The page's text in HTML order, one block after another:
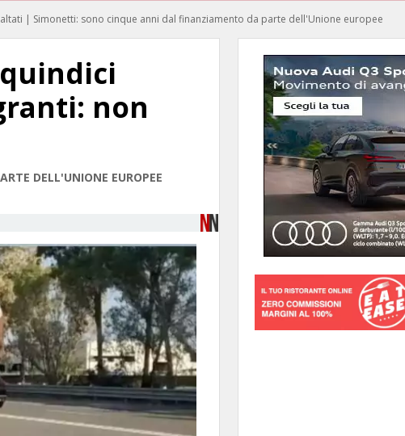
| Simonetti: sono cinque anni dal finanziamento da parte dell'Unione europee
non
DELL'UNIONE EUROPEE